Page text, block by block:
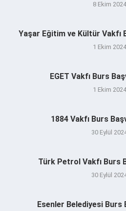
8 Ekim 2024
Yaşar Eğitim ve Kültür Vakfı
1 Ekim 2024
EGET Vakfı Burs
1 Ekim 2024
1884 Vakfı Burs
30 Eylül
Türk Petrol Vakfı Burs
30 Eylül
Esenler Belediyesi Burs